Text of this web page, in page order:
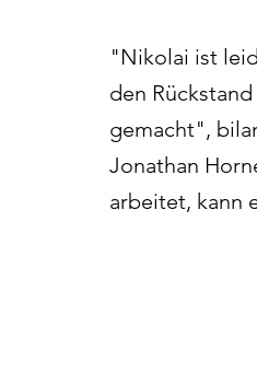
"Nikolai ist
den
gemacht",
Jonathan
arbeitet, kann